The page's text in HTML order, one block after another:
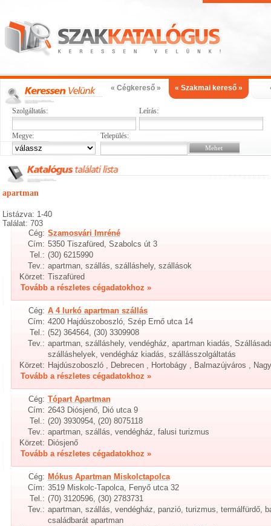
« Cégkereső » « Szakmai kereső »
Szolgáltatás: Leírás:
Megye: Település:
apartman
Listázva: 1-40
Találat: 703
Cég: Szamosvári Imréné
Cím: 5350 Tiszafüred, Szabolcs út 3
Tel.: (30) 6215990
Tev.: apartman, szállás, szálláshely, szállások
Körzet: Tiszafüred
Tovább a részletes cégadatokhoz »
Cég: A 4 lurkó apartman szállás
Cím: 4200 Hajdúszoboszló, Szép Ernő utca 14
Tel.: (52) 364564, (30) 3309908
Tev.: apartman, szálláshely, vendégház, apartman kiadás,
szálláshelyek, vendégház kiadás, szállásszolgáltatás
Körzet: Hajdúszoboszló , Debrecen , Hortobágy , Balmazújváros ,
Tovább a részletes cégadatokhoz »
Cég: Tópart Apartman
Cím: 2643 Diósjenő, Dió utca 9
Tel.: (20) 3930954, (20) 8075118
Tev.: apartman, szállás, vendégház, falusi turizmus
Körzet: Diósjenő
Tovább a részletes cégadatokhoz »
Cég: Mókus Apartman Miskolctapolca
Cím: 3519 Miskolc-Tapolca, Fenyő utca 32
Tel.: (70) 3120596, (30) 2783731
Tev.: apartman, szállás, vendégház, panzió, turizmus, termálfürdő,
családbarát apartman